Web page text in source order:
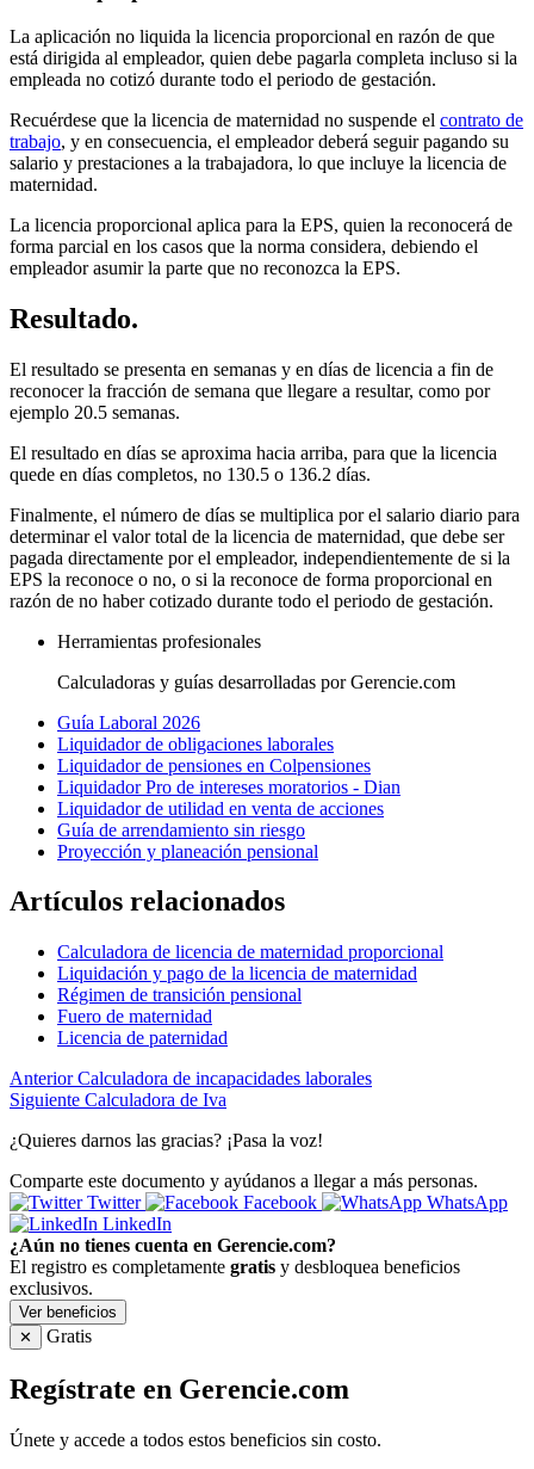
La aplicación no liquida la licencia proporcional en razón de que
está dirigida al empleador, quien debe pagarla completa incluso si la
empleada no cotizó durante todo el periodo de gestación.
Recuérdese que la licencia de maternidad no suspende el contrato de
trabajo, y en consecuencia, el empleador deberá seguir pagando su
salario y prestaciones a la trabajadora, lo que incluye la licencia de
maternidad.
La licencia proporcional aplica para la EPS, quien la reconocerá de
forma parcial en los casos que la norma considera, debiendo el
empleador asumir la parte que no reconozca la EPS.
Resultado.
El resultado se presenta en semanas y en días de licencia a fin de
reconocer la fracción de semana que llegare a resultar, como por
ejemplo 20.5 semanas.
El resultado en días se aproxima hacia arriba, para que la licencia
quede en días completos, no 130.5 o 136.2 días.
Finalmente, el número de días se multiplica por el salario diario para
determinar el valor total de la licencia de maternidad, que debe ser
pagada directamente por el empleador, independientemente de si la
EPS la reconoce o no, o si la reconoce de forma proporcional en
razón de no haber cotizado durante todo el periodo de gestación.
Herramientas profesionales
Calculadoras y guías desarrolladas por Gerencie.com
Guía Laboral 2026
Liquidador de obligaciones laborales
Liquidador de pensiones en Colpensiones
Liquidador Pro de intereses moratorios - Dian
Liquidador de utilidad en venta de acciones
Guía de arrendamiento sin riesgo
Proyección y planeación pensional
Artículos relacionados
Calculadora de licencia de maternidad proporcional
Liquidación y pago de la licencia de maternidad
Régimen de transición pensional
Fuero de maternidad
Licencia de paternidad
Anterior Calculadora de incapacidades laborales
Siguiente Calculadora de Iva
¿Quieres darnos las gracias? ¡Pasa la voz!
Comparte este documento y ayúdanos a llegar a más personas.
Twitter
Facebook
WhatsApp
LinkedIn
¿Aún no tienes cuenta en Gerencie.com?
El registro es completamente gratis y desbloquea beneficios
exclusivos.
Ver beneficios
✕
Gratis
Regístrate en Gerencie.com
Únete y accede a todos estos beneficios sin costo.